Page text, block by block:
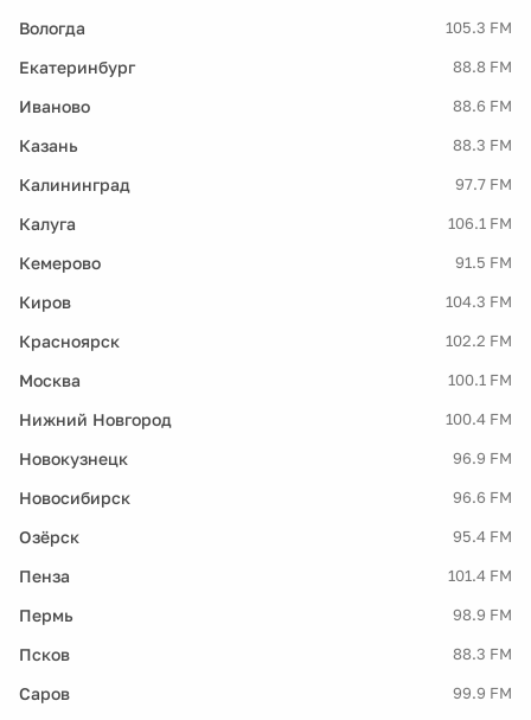
Вологда 105.3 FM
Екатеринбург 88.8 FM
Иваново 88.6 FM
Казань 88.3 FM
Калининград 97.7 FM
Калуга 106.1 FM
Кемерово 91.5 FM
Киров 104.3 FM
Красноярск 102.2 FM
Москва 100.1 FM
Нижний Новгород 100.4 FM
Новокузнецк 96.9 FM
Новосибирск 96.6 FM
Озёрск 95.4 FM
Пенза 101.4 FM
Пермь 98.9 FM
Псков 88.3 FM
Саров 99.9 FM